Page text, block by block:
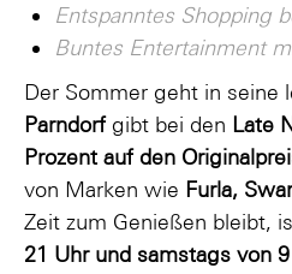
Entspanntes Shopping
Buntes Entertainment
Der Sommer geht in seine
Parndorfgibt bei den Late
Prozent auf den
von Marken wie Furla,
Zeit zum Genießen bleibt,
21 Uhr und samstags von